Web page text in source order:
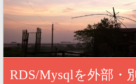
RDS/Mysqlを外部・